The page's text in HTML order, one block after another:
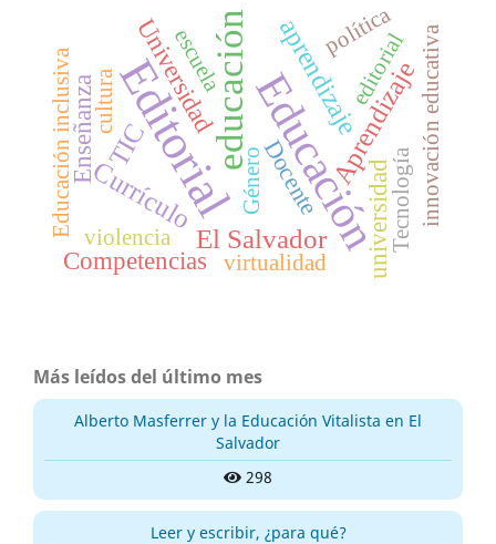
EditorialEducación
educación
TIC Aprendizaje
El Salvador
Currículo
aprendizaje
Enseñanza
universidad
Universidad
Competencias
Docente
escuela
Educación inclusiva innovación educativa
editorial
Género Tecnología
política
virtualidad
cultura
violencia
Más leídos del último mes
Alberto Masferrer y la Educación Vitalista en El
Salvador
298
Leer y escribir, ¿para qué?